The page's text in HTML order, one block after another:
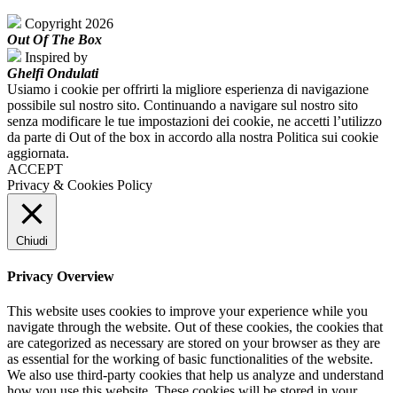
Copyright 2026
Out Of The Box
Inspired by
Ghelfi Ondulati
Usiamo i cookie per offrirti la migliore esperienza di navigazione
possibile sul nostro sito. Continuando a navigare sul nostro sito
senza modificare le tue impostazioni dei cookie, ne accetti l’utilizzo
da parte di Out of the box in accordo alla nostra Politica sui cookie
aggiornata.
ACCEPT
Privacy & Cookies Policy
Chiudi
Privacy Overview
This website uses cookies to improve your experience while you
navigate through the website. Out of these cookies, the cookies that
are categorized as necessary are stored on your browser as they are
as essential for the working of basic functionalities of the website.
We also use third-party cookies that help us analyze and understand